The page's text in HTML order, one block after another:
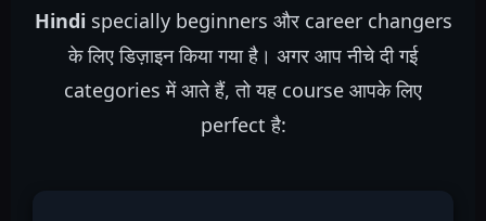
Hindi specially beginners और career changers
के लिए डिज़ाइन किया गया है। अगर आप नीचे दी गई
categories में आते हैं, तो यह course आपके लिए
perfect है: